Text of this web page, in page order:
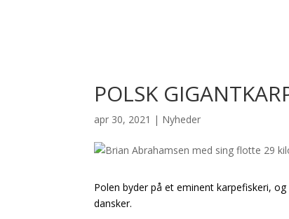
POLSK
apr 30, 2021 | Nyheder
Polen byder på et eminent karpefiskeri,
dansker.